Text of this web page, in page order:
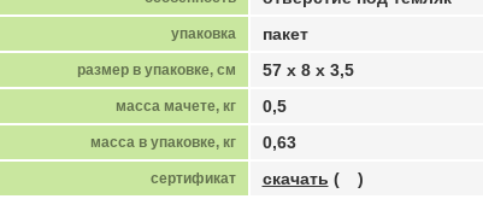
упаковка пакет
размер в упаковке, см 57 х 8 х 3,5
масса мачете, кг 0,5
масса в упаковке, кг 0,63
сертификат скачать ( )